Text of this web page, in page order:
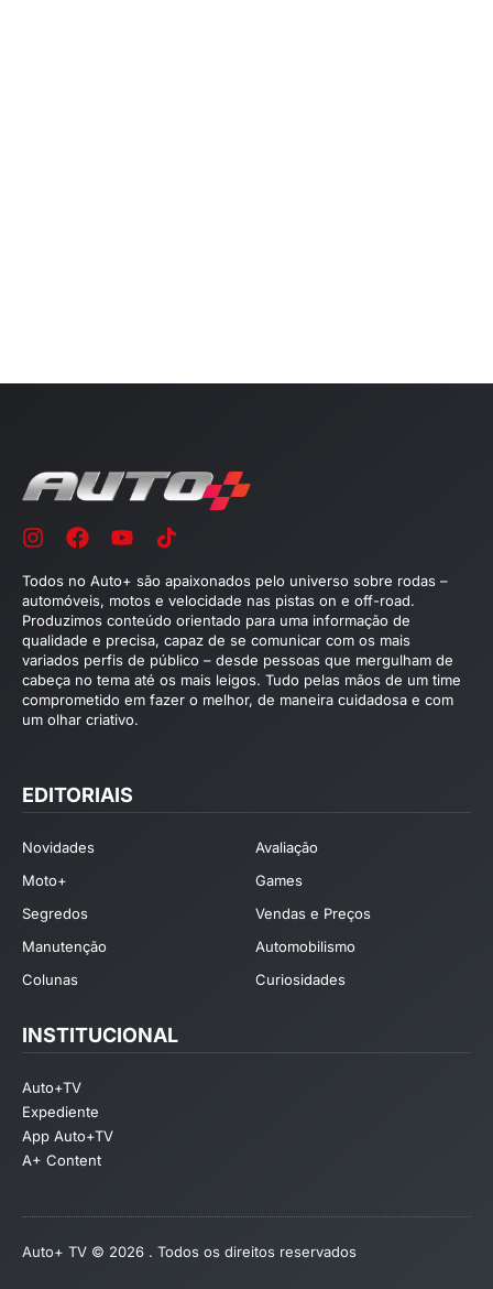
Todos no Auto+ são apaixonados pelo universo sobre rodas –
automóveis, motos e velocidade nas pistas on e off-road.
Produzimos conteúdo orientado para uma informação de
qualidade e precisa, capaz de se comunicar com os mais
variados perfis de público – desde pessoas que mergulham de
cabeça no tema até os mais leigos. Tudo pelas mãos de um time
comprometido em fazer o melhor, de maneira cuidadosa e com
um olhar criativo.
EDITORIAIS
Novidades
Avaliação
Moto+
Games
Segredos
Vendas e Preços
Manutenção
Automobilismo
Colunas
Curiosidades
INSTITUCIONAL
Auto+TV
Expediente
App Auto+TV
A+ Content
Auto+ TV © 2026 . Todos os direitos reservados